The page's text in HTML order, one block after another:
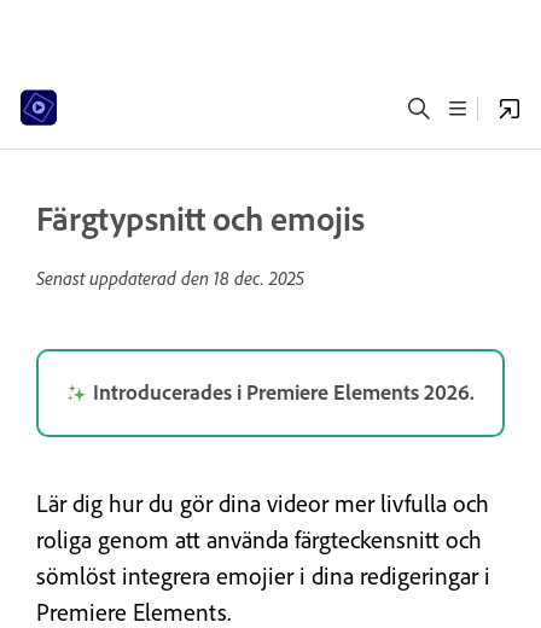
Färgtypsnitt och emojis
Senast uppdaterad den 18 dec. 2025
Introducerades i Premiere Elements 2026.
Lär dig hur du gör dina videor mer livfulla och
roliga genom att använda färgteckensnitt och
sömlöst integrera emojier i dina redigeringar i
Premiere Elements.